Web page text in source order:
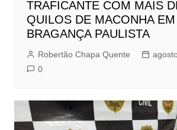
TRAFICANTE COM MAIS
QUILOS DE MACONHA EM
BRAGANÇA PAULISTA
Robertão Chapa Quente
0